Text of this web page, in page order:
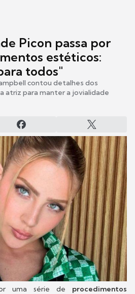
Picon passa por
estéticos:
todos"
contou detalhes dos
para manter a jovialidade
uma série de procedimentos